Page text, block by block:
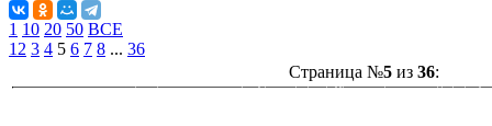
1 10 20 50 ВСЕ
1 2 3 4 5 6 7 8 ... 36
Страница №5из 36: